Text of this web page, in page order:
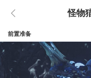
怪物
前置准备